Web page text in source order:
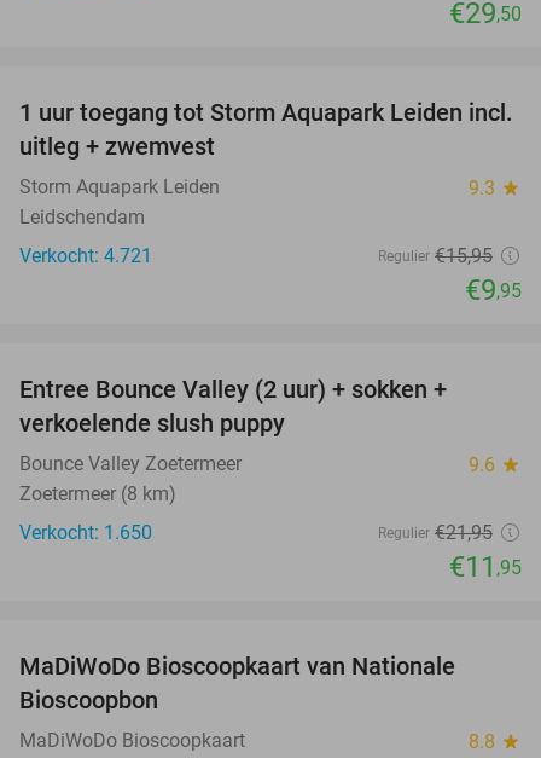
€29,50
38%
1 uur toegang tot Storm Aquapark Leiden incl.
uitleg + zwemvest
Storm Aquapark Leiden 9.3 star
Leidschendam
Verkocht: 4.721
Regulier €15,95
€9,95
Entree Bounce Valley (2 uur) + sokken +
verkoelende slush puppy
Bounce Valley Zoetermeer 9.6 star
Zoetermeer (8 km)
Verkocht: 1.650
Regulier €21,95
€11 ,95
MaDiWoDo Bioscoopkaart van Nationale
Bioscoopbon
MaDiWoDo Bioscoopkaart 8.8 star